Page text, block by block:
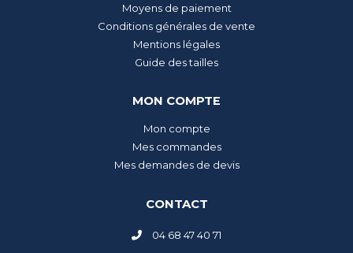
Moyens de paiement
Conditions générales de vente
Mentions légales
Guide des tailles
MON COMPTE
Mon compte
Mes commandes
Mes demandes de devis
CONTACT
04 68 47 40 71